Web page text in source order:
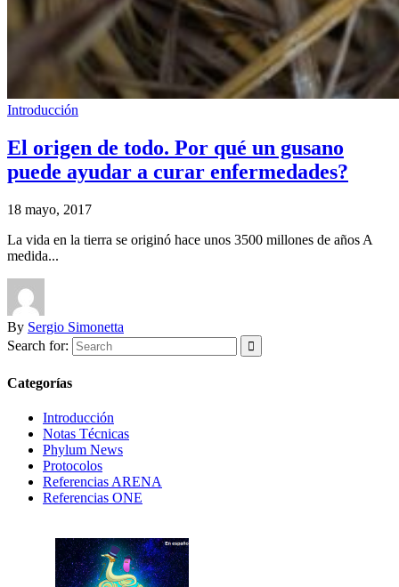
Introducción
El origen de todo. Por qué un gusano
puede ayudar a curar enfermedades?
18 mayo, 2017
La vida en la tierra se originó hace unos 3500 millones de años A
medida...
By Sergio Simonetta
Search for:
Categorías
Introducción
Notas Técnicas
Phylum News
Protocolos
Referencias ARENA
Referencias ONE